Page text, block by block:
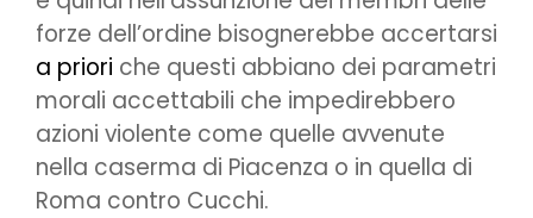
forze dell’ordine bisognerebbe accertarsi
a priori che questi abbiano dei parametri
morali accettabili che impedirebbero
azioni violente come quelle avvenute
nella caserma di Piacenza o in quella di
Roma contro Cucchi.